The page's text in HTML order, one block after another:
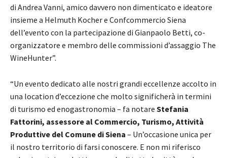
di Andrea Vanni, amico davvero non dimenticato e ideatore
insieme a Helmuth Kocher e Confcommercio Siena
dell’evento con la partecipazione di Gianpaolo Betti, co-
organizzatore e membro delle commissioni d’assaggio The
WineHunter”.
“Un evento dedicato alle nostri grandi eccellenze accolto in
una location d’eccezione che molto significherà in termini
di turismo ed enogastronomia – fa notare Stefania
Fattorini, assessore al Commercio, Turismo, Attività
Produttive del Comune di Siena – Un’occasione unica per
il nostro territorio di farsi conoscere. E non mi riferisco